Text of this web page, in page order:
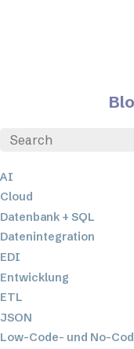
AI
Cloud
Datenbank + SQL
Datenintegration
EDI
Entwicklung
ETL
JSON
Low-Code- und No-